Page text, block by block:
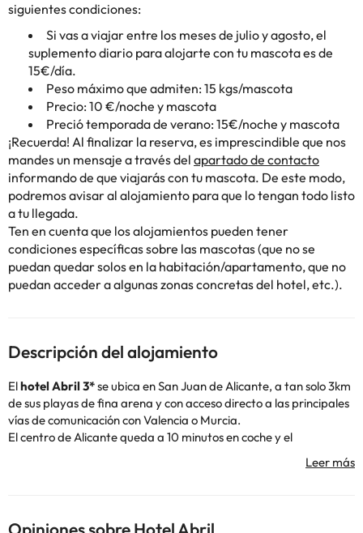
siguientes condiciones:
Si vas a viajar entre los meses de julio y agosto, el
suplemento diario para alojarte con tu mascota es de
15€/día.
Peso máximo que admiten: 15 kgs/mascota
Precio: 10 €/noche y mascota
Preció temporada de verano: 15€/noche y mascota
¡Recuerda! Al finalizar la reserva, es imprescindible que nos
mandes un mensaje a través del apartado de contacto
informando de que viajarás con tu mascota. De este modo,
podremos avisar al alojamiento para que lo tengan todo listo
a tu llegada.
Ten en cuenta que los alojamientos pueden tener
condiciones específicas sobre las mascotas (que no se
puedan quedar solos en la habitación/apartamento, que no
puedan acceder a algunas zonas concretas del hotel, etc.).
Descripción del alojamiento
Elhotel Abril 3*se ubica en San Juan de Alicante, a tan solo 3km
de sus playas de fina arena y con acceso directo a las principales
vías de comunicación con Valencia o Murcia.
El centro de Alicante queda a 10 minutos en coche y el
comunes.